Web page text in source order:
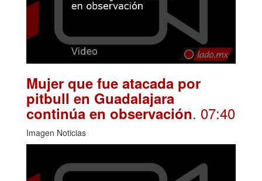
Mujer que fue atacada por
pitbull en Guadalajara
continúa en observación. 07:40
Imagen Noticias